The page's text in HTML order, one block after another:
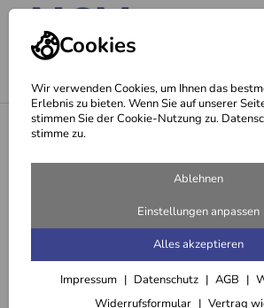
Cookies
Wir verwenden Cookies, um Ihnen das
Erlebnis zu bieten. Wenn Sie auf unserer
stimmen Sie der Cookie-Nutzung zu.
stimme zu.
Ablehnen
Einstellungen anpassen
Alles akzeptieren
Impressum Datenschutz AGB
Widerrufsformular
Vertrag
Regenerierendes Körperöl (125 ml)
Empfehlungen für Sie zu
Regenerierendes